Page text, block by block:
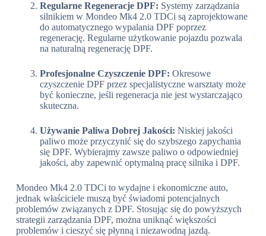
Regularne Regeneracje DPF: Systemy zarządzania
silnikiem w Mondeo Mk4 2.0 TDCi są zaprojektowane
do automatycznego wypalania DPF poprzez
regenerację. Regularne użytkowanie pojazdu pozwala
na naturalną regenerację DPF.
Profesjonalne Czyszczenie DPF: Okresowe
czyszczenie DPF przez specjalistyczne warsztaty może
być konieczne, jeśli regeneracja nie jest wystarczająco
skuteczna.
Używanie Paliwa Dobrej Jakości: Niskiej jakości
paliwo może przyczynić się do szybszego zapychania
się DPF. Wybierajmy zawsze paliwo o odpowiedniej
jakości, aby zapewnić optymalną pracę silnika i DPF.
Mondeo Mk4 2.0 TDCi to wydajne i ekonomiczne auto,
jednak właściciele muszą być świadomi potencjalnych
problemów związanych z DPF. Stosując się do powyższych
strategii zarządzania DPF, można uniknąć większości
problemów i cieszyć się płynną i niezawodną jazdą.